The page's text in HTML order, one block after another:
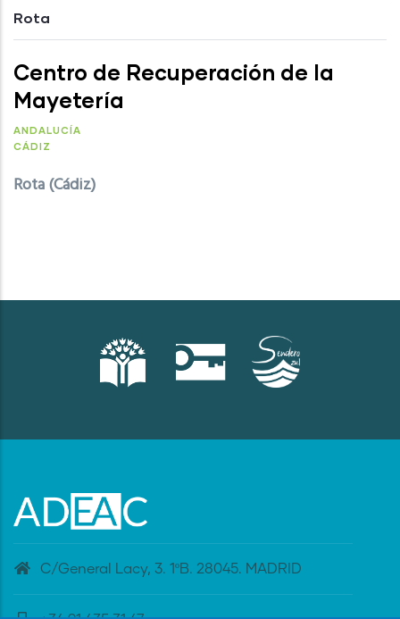
Rota
Centro de Recuperación de la
Mayetería
ANDALUCÍA
CÁDIZ
Rota (Cádiz)
C/General Lacy, 3. 1ºB. 28045. MADRID